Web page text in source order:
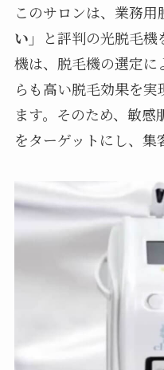
このサロンは、業務用
い」
と評判の光脱毛
機は、脱毛機の選定
らも高い脱毛効果を
ます。そのため、敏
をターゲットにし、集